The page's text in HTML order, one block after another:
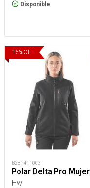
Disponible
15%OFF
B2B1411003
Polar Delta Pro Mujer
Hw